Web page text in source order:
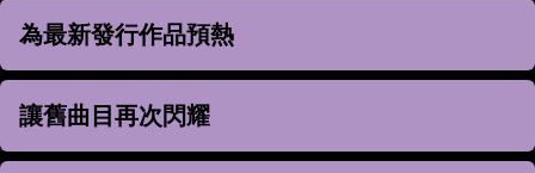
為最新發行作品預熱
為最新發行作品預熱
讓舊曲目再次閃耀
讓舊曲目再次閃耀